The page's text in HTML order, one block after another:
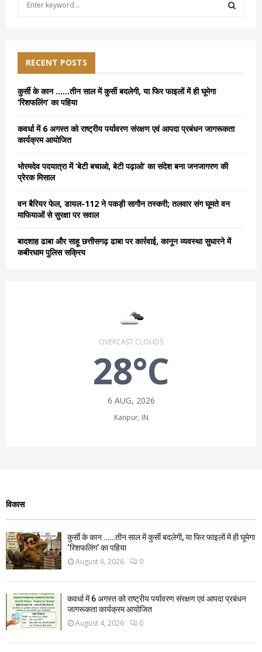
f
o
r
RECENT POSTS
कुर्सी के कान ……तीन साल में कुर्सी बदलेगी, या फिर फाइलों में ही घूमेगा
‘रिशफलिंग’ का पहिया
कवर्धा में 6 अगस्त को राष्ट्रीय पर्यावरण संरक्षण एवं आपदा प्रबंधन जागरूकता
कार्यक्रम आयोजित
भोरमदेव पदयात्रा में ‘बेटी बचाओ, बेटी पढ़ाओ’ का संदेश बना जनजागरण की
प्रेरक मिसाल
वन बैरियर फेल, डायल-112 ने पकड़ी सागौन तस्करी; तलवार संग घूमते वन
माफियाओं से सुरक्षा पर सवाल
बादशाह ढाबा और साहू छत्तीसगढ़ ढाबा पर कार्रवाई, कानून व्यवस्था सुधारने में
कबीरधाम पुलिस सक्रिय
OVERCAST CLOUDS
28°C
6 AUG, 2026
Kanpur, IN
विकास
कुर्सी के कान ……तीन साल में कुर्सी बदलेगी, या फिर फाइलों में ही घूमेगा
‘रिशफलिंग’ का पहिया
August 6, 2026 0
कवर्धा में 6 अगस्त को राष्ट्रीय पर्यावरण संरक्षण एवं आपदा प्रबंधन
जागरूकता कार्यक्रम आयोजित
August 4, 2026 0